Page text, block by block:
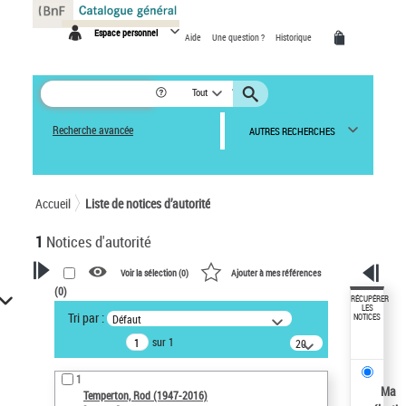
Espace personnel Aide Une question ? Historique
Tout
Recherche avancée AUTRES RECHERCHES
Accueil Liste de notices d’autorité
1 Notices d'autorité
VOTRE RECHERCHE
Recherche avancée dans les
notices d’autorité
Œuvres liées à l'auteur :
Temperton, Rod (1947-2016)
Voir la sélection (0) Ajouter à mes références
(0)
Tri par : Défaut
sur 1
20
résultats/page
1
Temperton, Rod (1947-2016)
RÉCUPÉRER
LES
NOTICES
Ma
Panneau de gestion des cookies